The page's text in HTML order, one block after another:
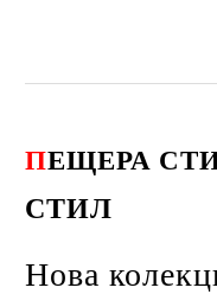
ПЕЩЕРА
СТИЛ
Нова